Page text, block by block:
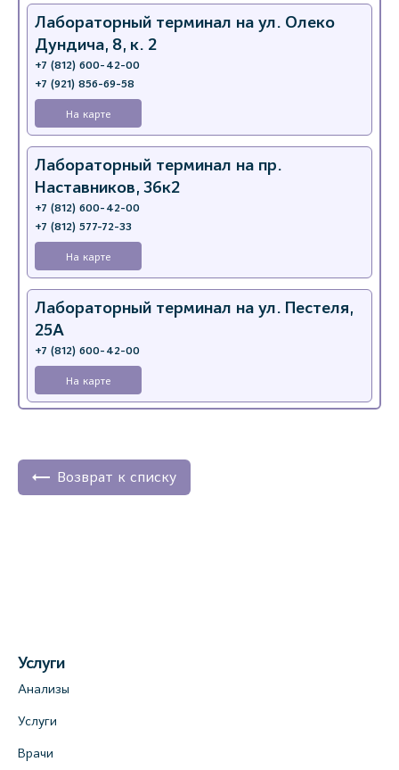
Лабораторный терминал на ул. Олеко
Дундича, 8, к. 2
+7 (812) 600-42-00
+7 (921) 856-69-58
На карте
Лабораторный терминал на пр.
Наставников, 36к2
+7 (812) 600-42-00
+7 (812) 577-72-33
На карте
Лабораторный терминал на ул. Пестеля,
25А
+7 (812) 600-42-00
На карте
4 (официальный партнер)
+7 (812) 770-04-67
Медицинский центр на пр. Просвещения,
+7 (812) 660-73-69
Возврат к списку
Услуги
Анализы
Услуги
Врачи